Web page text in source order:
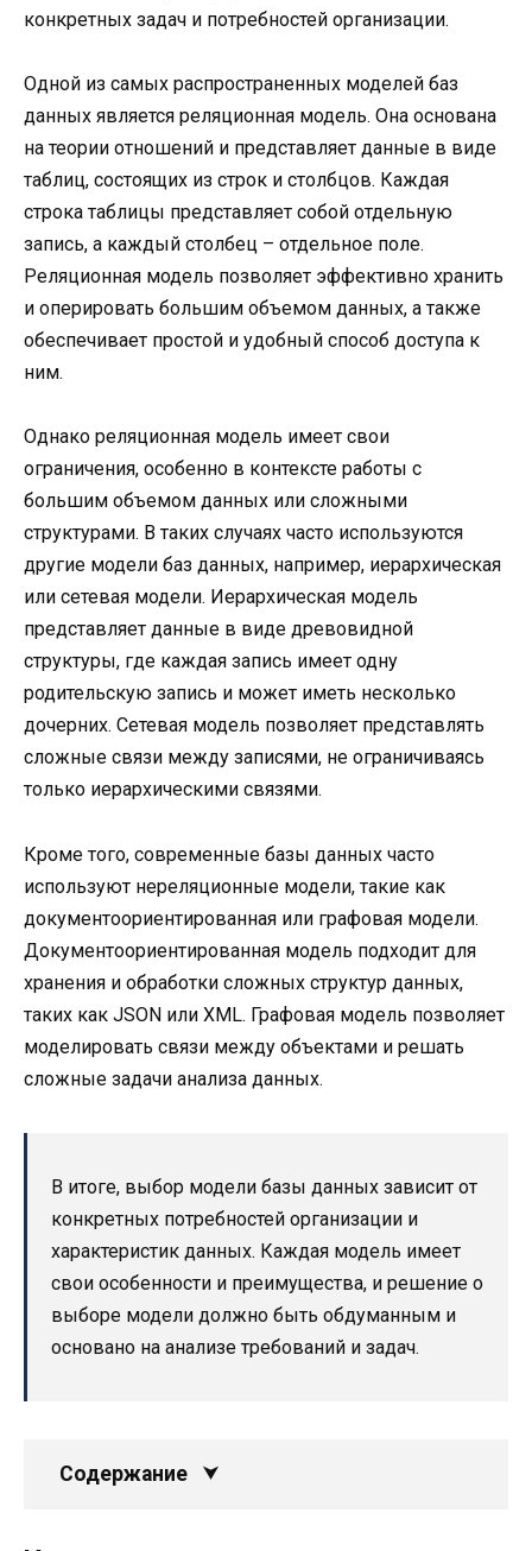
конкретных задач и потребностей организации.
Одной из самых распространенных моделей баз
данных является реляционная модель. Она основана
на теории отношений и представляет данные в виде
таблиц, состоящих из строк и столбцов. Каждая
строка таблицы представляет собой отдельную
запись, а каждый столбец – отдельное поле.
Реляционная модель позволяет эффективно хранить
и оперировать большим объемом данных, а также
обеспечивает простой и удобный способ доступа к
ним.
Однако реляционная модель имеет свои
ограничения, особенно в контексте работы с
большим объемом данных или сложными
структурами. В таких случаях часто используются
другие модели баз данных, например, иерархическая
или сетевая модели. Иерархическая модель
представляет данные в виде древовидной
структуры, где каждая запись имеет одну
родительскую запись и может иметь несколько
дочерних. Сетевая модель позволяет представлять
сложные связи между записями, не ограничиваясь
только иерархическими связями.
Кроме того, современные базы данных часто
используют нереляционные модели, такие как
документоориентированная или графовая модели.
Документоориентированная модель подходит для
хранения и обработки сложных структур данных,
таких как JSON или XML. Графовая модель позволяет
моделировать связи между объектами и решать
сложные задачи анализа данных.
В итоге, выбор модели базы данных зависит от
конкретных потребностей организации и
характеристик данных. Каждая модель имеет
свои особенности и преимущества, и решение о
выборе модели должно быть обдуманным и
основано на анализе требований и задач.
Содержание